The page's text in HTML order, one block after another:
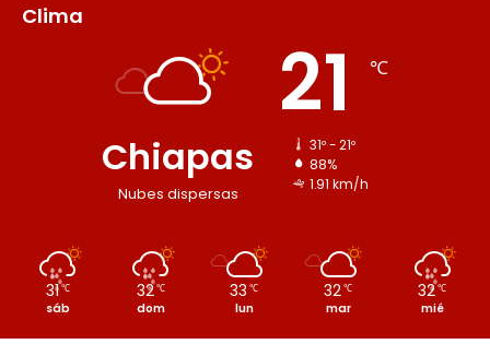
Clima
Chiapas
Nubes dispersas
21 ℃
31º - 21º
88%
1.91 km/h
31℃
sáb
32 ℃
dom
33 ℃
lun
32℃
mar
32℃
mié